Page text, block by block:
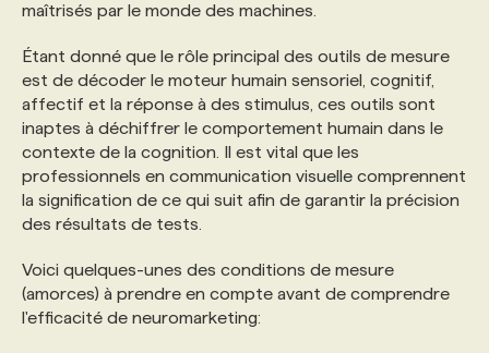
maîtrisés par le monde des machines.
Étant donné que le rôle principal des outils de mesure
est de décoder le moteur humain sensoriel, cognitif,
affectif et la réponse à des stimulus, ces outils sont
inaptes à déchiffrer le comportement humain dans le
contexte de la cognition. Il est vital que les
professionnels en communication visuelle comprennent
la signification de ce qui suit afin de garantir la précision
des résultats de tests.
Voici quelques-unes des conditions de mesure
(amorces) à prendre en compte avant de comprendre
l'efficacité de neuromarketing: